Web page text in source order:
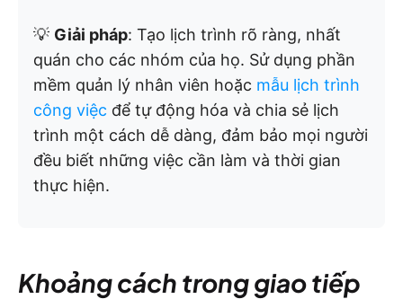
💡 Giải pháp: Tạo lịch trình rõ ràng, nhất
quán cho các nhóm của họ. Sử dụng phần
mềm quản lý nhân viên hoặc mẫu lịch trình
công việc để tự động hóa và chia sẻ lịch
trình một cách dễ dàng, đảm bảo mọi người
đều biết những việc cần làm và thời gian
thực hiện.
Khoảng cách trong giao tiếp